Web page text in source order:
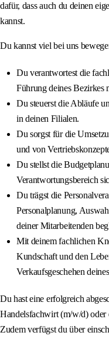
dafür, dass auch du deinen
kannst.
Du kannst viel bei uns
Du verantwortest die
Führung deines Bezirkes
Du steuerst die Abläufe
in deinen Filialen.
Du sorgst für die
und von
Du stellst die
Verantwortungsbereich
Du trägst die
Personalplanung,
deiner Mitarbeitenden
Mit deinem fachlichen
Kundschaft und den
Verkaufsgeschehen
Du hast eine erfolgreich
Handelsfachwirt (m/w/d) oder
Zudem verfügst du über